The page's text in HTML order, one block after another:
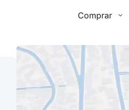
Comprar